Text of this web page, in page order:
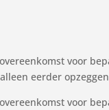
voor
eerder
voor